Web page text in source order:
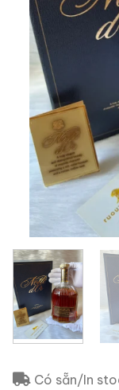
Có sẵn/In